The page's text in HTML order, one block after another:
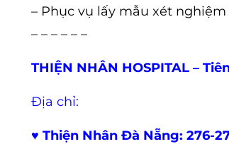
– Phục vụ lấy mẫu xét
– – – – – –
THIỆN NHÂN HOSPITAL –
Địa chỉ:
♥ Thiện Nhân Đà Nẵng: 276-